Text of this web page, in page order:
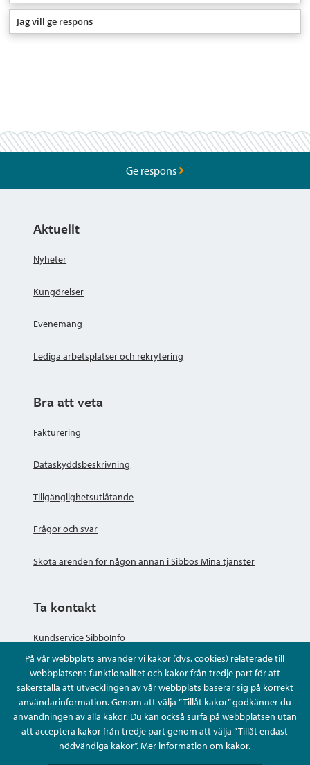
Jag vill ge respons
På vår webbplats använder vi kakor (dvs. cookies) relaterade till
webbplatsens funktionalitet och kakor från tredje part för att
säkerställa att utvecklingen av vår webbplats baserar sig på korrekt
användarinformation. Genom att välja ”Tillåt kakor” godkänner du
användningen av alla kakor. Du kan också surfa på webbplatsen utan
att acceptera kakor från tredje part genom att välja ”Tillåt endast
nödvändiga kakor”.Mer information om kakor.
Ge respons
Aktuellt
Nyheter
Kungörelser
Evenemang
Lediga arbetsplatser och rekrytering
Bra att veta
Fakturering
Dataskyddsbeskrivning
Tillgänglighetsutlåtande
Frågor och svar
Sköta ärenden för någon annan i Sibbos Mina tjänster
Ta kontakt
Kundservice SibboInfo
Ge anonym respons
Ställ en fråga eller sköta ditt ärende
Kontaktuppgifter